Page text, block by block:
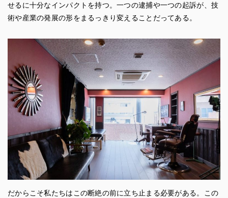
せるに十分なインパクトを持つ。一つの逮捕や一つの起訴が、技
術や産業の発展の形をまるっきり変えることだってある。
だからこそ私たちはこの断絶の前に立ち止まる必要がある。この